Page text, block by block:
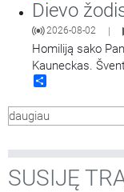
Dievo
2026-08-02
Homiliją sako
Kauneckas.
daugiau
SUSIJĘ